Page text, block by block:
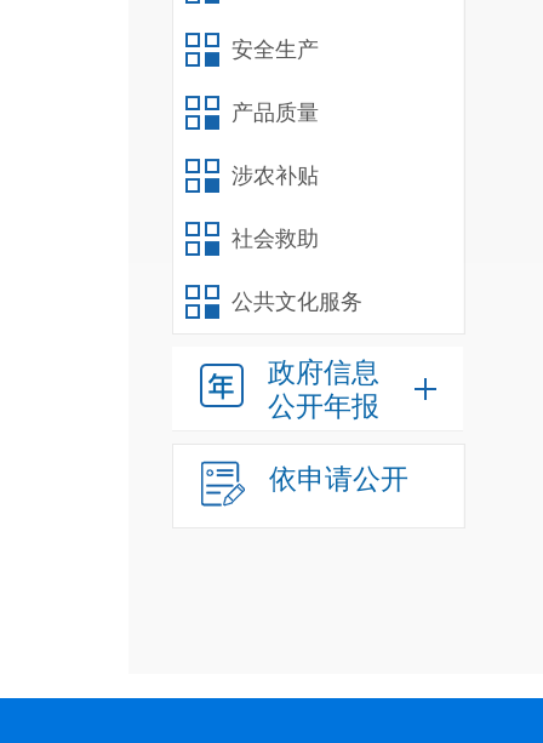
安全生产
产品质量
涉农补贴
社会救助
公共文化服务
政府信息
公开年报
依申请公开